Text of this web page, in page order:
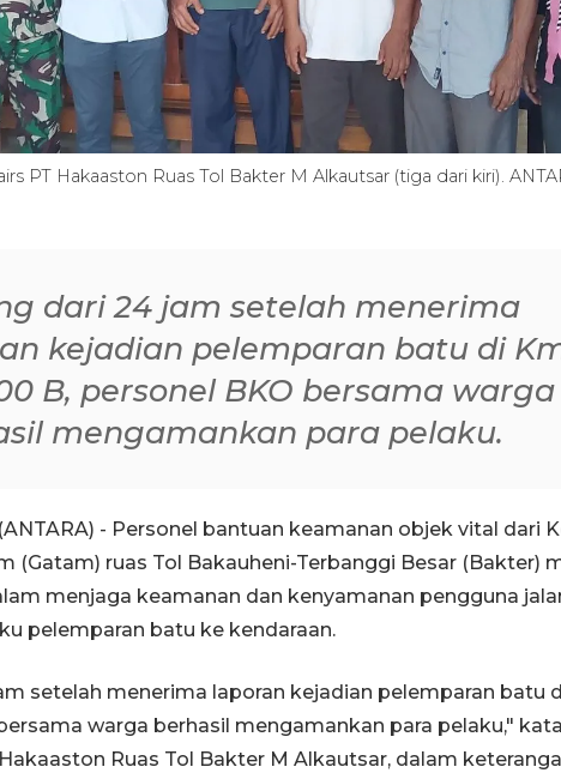
PT Hakaaston Ruas Tol Bakter M Alkautsar (tiga dari kiri).
dari 24 jam setelah menerima
kejadian pelemparan batu di
B, personel BKO bersama warga
mengamankan para pelaku.
- Personel bantuan keamanan objek vital dari
(Gatam) ruas Tol Bakauheni-Terbanggi Besar (Bakter)
menjaga keamanan dan kenyamanan pengguna
pelemparan batu ke kendaraan.
setelah menerima laporan kejadian pelemparan batu
warga berhasil mengamankan para pelaku,"
Ruas Tol Bakter M Alkautsar, dalam